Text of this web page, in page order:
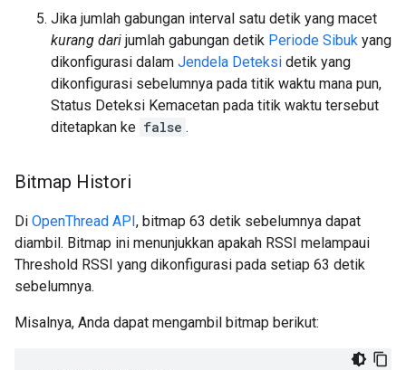
Jika jumlah gabungan interval satu detik yang macet
kurang dari jumlah gabungan detik Periode Sibuk yang
dikonfigurasi dalam Jendela Deteksi detik yang
dikonfigurasi sebelumnya pada titik waktu mana pun,
Status Deteksi Kemacetan pada titik waktu tersebut
ditetapkan ke false .
Bitmap Histori
Di OpenThread API, bitmap 63 detik sebelumnya dapat
diambil. Bitmap ini menunjukkan apakah RSSI melampaui
Threshold RSSI yang dikonfigurasi pada setiap 63 detik
sebelumnya.
Misalnya, Anda dapat mengambil bitmap berikut: